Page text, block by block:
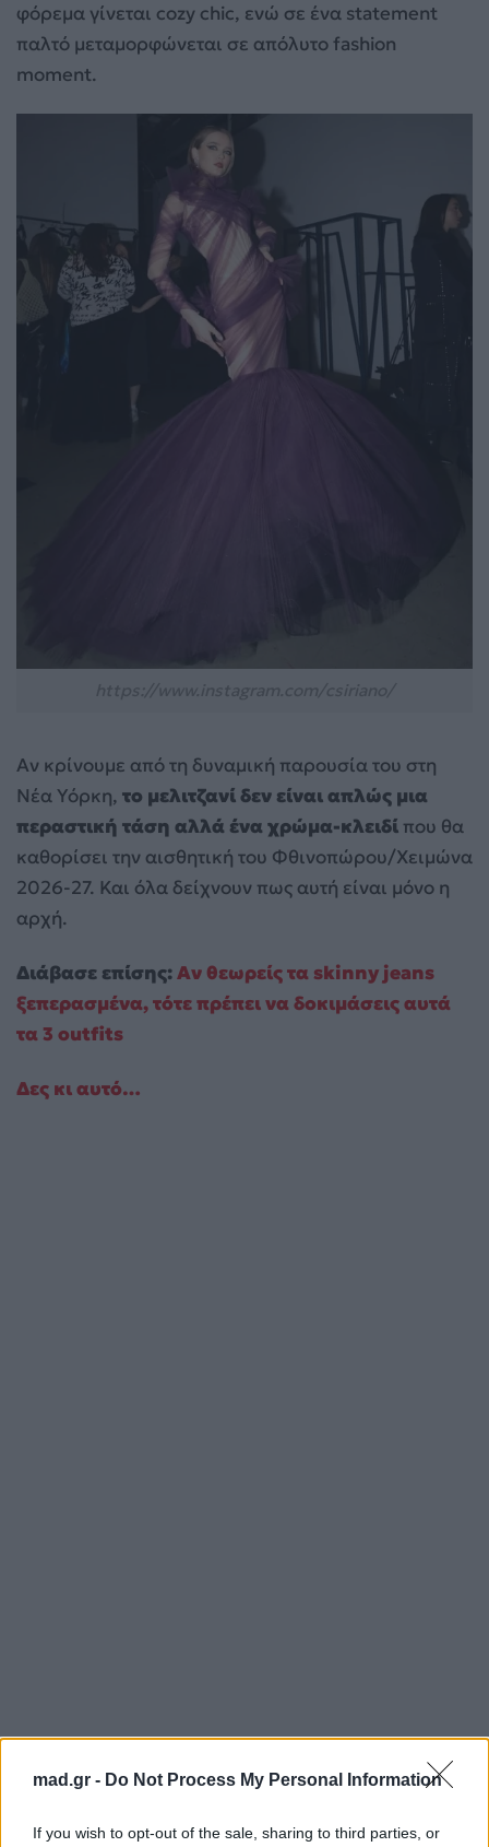
mad.gr - Do Not Process My Personal Information
If you wish to opt-out of the sale, sharing to third parties, or
φόρεμα γίνεται cozy chic, ενώ σε ένα statement
παλτό μεταμορφώνεται σε απόλυτο fashion
moment.
Αν κρίνουμε από τη δυναμική παρουσία του στη
Νέα Υόρκη, το μελιτζανί δεν είναι απλώς μια
περαστική τάση αλλά ένα χρώμα-κλειδί που θα
καθορίσει την αισθητική του Φθινοπώρου/Χειμώνα
2026-27. Και όλα δείχνουν πως αυτή είναι μόνο η
αρχή.
Διάβασε επίσης:Αν θεωρείς τα skinny jeans
ξεπερασμένα, τότε πρέπει να δοκιμάσεις αυτά
τα 3 outfits
Δες κι αυτό…